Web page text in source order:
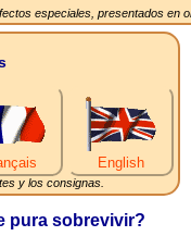
especiales, presentados en
English
y los consignas.
pura sobrevivir?